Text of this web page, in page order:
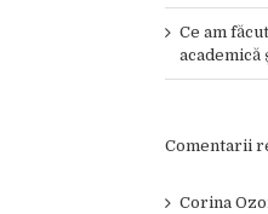
Ce am
Comentarii
Corina